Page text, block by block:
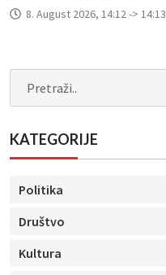
8. August 2026, 14:12 -> 14:13
KATEGORIJE
Politika
Društvo
Kultura